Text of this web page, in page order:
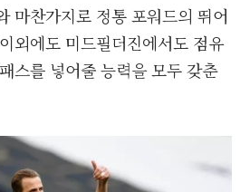
마찬가지로 정통 포워드의 뛰어
외에도 미드필더진에서도 점유
스를 넣어줄 능력을 모두 갖춘